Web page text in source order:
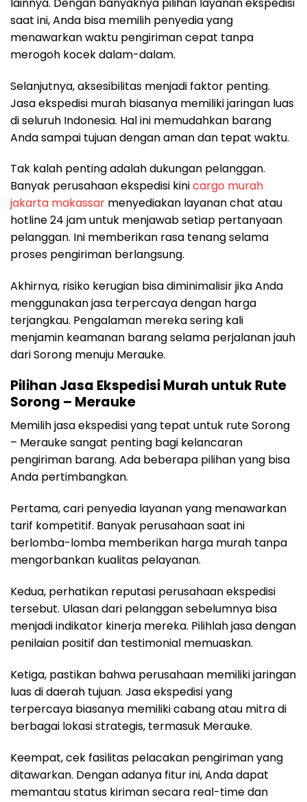
saat ini, Anda bisa memilih penyedia yang
menawarkan waktu pengiriman cepat tanpa
merogoh kocek dalam-dalam.
Selanjutnya, aksesibilitas menjadi faktor penting.
Jasa ekspedisi murah biasanya memiliki jaringan luas
di seluruh Indonesia. Hal ini memudahkan barang
Anda sampai tujuan dengan aman dan tepat waktu.
Tak kalah penting adalah dukungan pelanggan.
Banyak perusahaan ekspedisi kinicargo murah
jakarta makassar menyediakan layanan chat atau
hotline 24 jam untuk menjawab setiap pertanyaan
pelanggan. Ini memberikan rasa tenang selama
proses pengiriman berlangsung.
Akhirnya, risiko kerugian bisa diminimalisir jika Anda
menggunakan jasa terpercaya dengan harga
terjangkau. Pengalaman mereka sering kali
menjamin keamanan barang selama perjalanan jauh
dari Sorong menuju Merauke.
Pilihan Jasa Ekspedisi Murah untuk Rute
Sorong – Merauke
Memilih jasa ekspedisi yang tepat untuk rute Sorong
– Merauke sangat penting bagi kelancaran
pengiriman barang. Ada beberapa pilihan yang bisa
Anda pertimbangkan.
Pertama, cari penyedia layanan yang menawarkan
tarif kompetitif. Banyak perusahaan saat ini
berlomba-lomba memberikan harga murah tanpa
mengorbankan kualitas pelayanan.
Kedua, perhatikan reputasi perusahaan ekspedisi
tersebut. Ulasan dari pelanggan sebelumnya bisa
menjadi indikator kinerja mereka. Pilihlah jasa dengan
penilaian positif dan testimonial memuaskan.
Ketiga, pastikan bahwa perusahaan memiliki jaringan
luas di daerah tujuan. Jasa ekspedisi yang
terpercaya biasanya memiliki cabang atau mitra di
berbagai lokasi strategis, termasuk Merauke.
Keempat, cek fasilitas pelacakan pengiriman yang
ditawarkan. Dengan adanya fitur ini, Anda dapat
memantau status kiriman secara real-time dan